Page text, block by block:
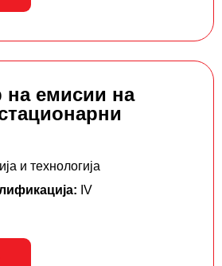
на емисии на
и технологија
IV